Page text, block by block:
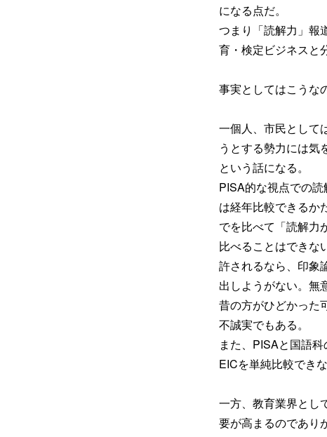
になる点だ。
つまり「読解力」報
育・検定ビジネスと
事実としてはこうな
一個人、市民として
うとする勢力には気
という話になる。
PISA的な視点での
は経年比較できるか
でを比べて「読解力
比べることはできな
許されるなら、印象
出しようがない。無
昔の方がひどかった
不誠実でもある。
また、PISAと国語
EICを単純比較でき
一方、教育業界とし
要が高まるのであり